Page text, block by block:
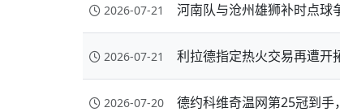
2026-07-21 河南队与沧州雄狮补时点球
2026-07-21 利拉德指定热火交易再遭开
2026-07-20 德约科维奇温网第25冠到手